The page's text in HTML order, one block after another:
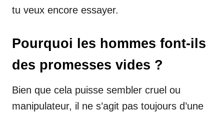
tu veux encore essayer.
Pourquoi les hommes font-ils
des promesses vides ?
Bien que cela puisse sembler cruel ou
manipulateur, il ne s’agit pas toujours d’une